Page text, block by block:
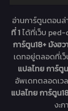
อ่านการ์ตูนตอนล่
ที่ 1ได้ที่เว็บ
การ์ตูน18+ มังฮว
เดทอยู่ตลอดที่เ
แปลไทย การ์ตู
อัพเดทตลอดเว
แปลไทย การ์ตูน
งะ